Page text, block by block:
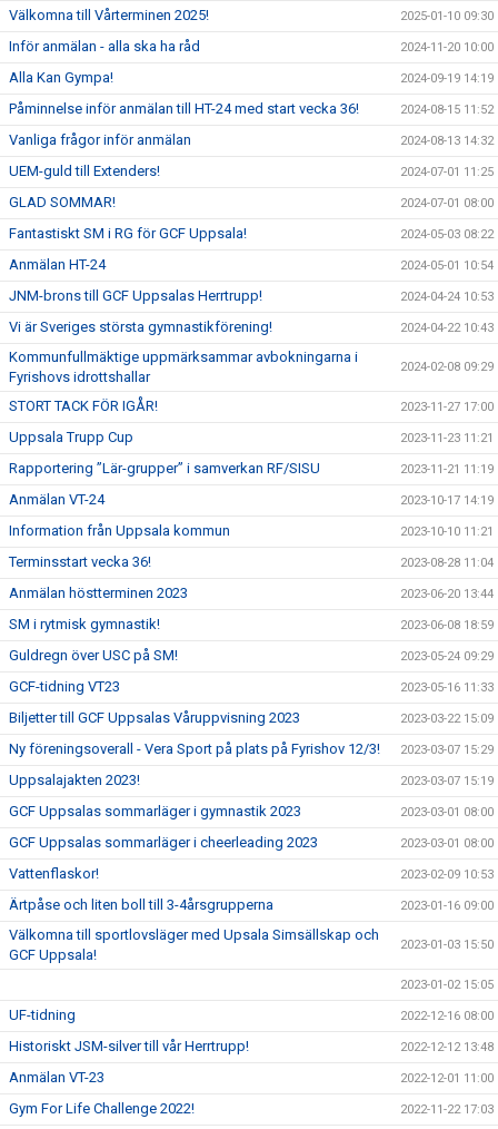
Välkomna till Vårterminen 2025! 2025-01-10 09:30
Inför anmälan - alla ska ha råd 2024-11-20 10:00
Alla Kan Gympa! 2024-09-19 14:19
Påminnelse inför anmälan till HT-24 med start vecka 36! 2024-08-15 11:52
Vanliga frågor inför anmälan 2024-08-13 14:32
UEM-guld till Extenders! 2024-07-01 11:25
GLAD SOMMAR! 2024-07-01 08:00
Fantastiskt SM i RG för GCF Uppsala! 2024-05-03 08:22
Anmälan HT-24 2024-05-01 10:54
JNM-brons till GCF Uppsalas Herrtrupp! 2024-04-24 10:53
Vi är Sveriges största gymnastikförening! 2024-04-22 10:43
Kommunfullmäktige uppmärksammar avbokningarna i
Fyrishovs idrottshallar
2024-02-08 09:29
STORT TACK FÖR IGÅR! 2023-11-27 17:00
Uppsala Trupp Cup 2023-11-23 11:21
Rapportering ”Lär-grupper” i samverkan RF/SISU 2023-11-21 11:19
Anmälan VT-24 2023-10-17 14:19
Information från Uppsala kommun 2023-10-10 11:21
Terminsstart vecka 36! 2023-08-28 11:04
Anmälan höstterminen 2023 2023-06-20 13:44
SM i rytmisk gymnastik! 2023-06-08 18:59
Guldregn över USC på SM! 2023-05-24 09:29
GCF-tidning VT23 2023-05-16 11:33
Biljetter till GCF Uppsalas Våruppvisning 2023 2023-03-22 15:09
Ny föreningsoverall - Vera Sport på plats på Fyrishov 12/3! 2023-03-07 15:29
Uppsalajakten 2023! 2023-03-07 15:19
GCF Uppsalas sommarläger i gymnastik 2023 2023-03-01 08:00
GCF Uppsalas sommarläger i cheerleading 2023 2023-03-01 08:00
Vattenflaskor! 2023-02-09 10:53
Ärtpåse och liten boll till 3-4årsgrupperna 2023-01-16 09:00
Välkomna till sportlovsläger med Upsala Simsällskap och
GCF Uppsala!
2023-01-03 15:50
2023-01-02 15:05
UF-tidning 2022-12-16 08:00
Historiskt JSM-silver till vår Herrtrupp! 2022-12-12 13:48
Anmälan VT-23 2022-12-01 11:00
Gym For Life Challenge 2022! 2022-11-22 17:03